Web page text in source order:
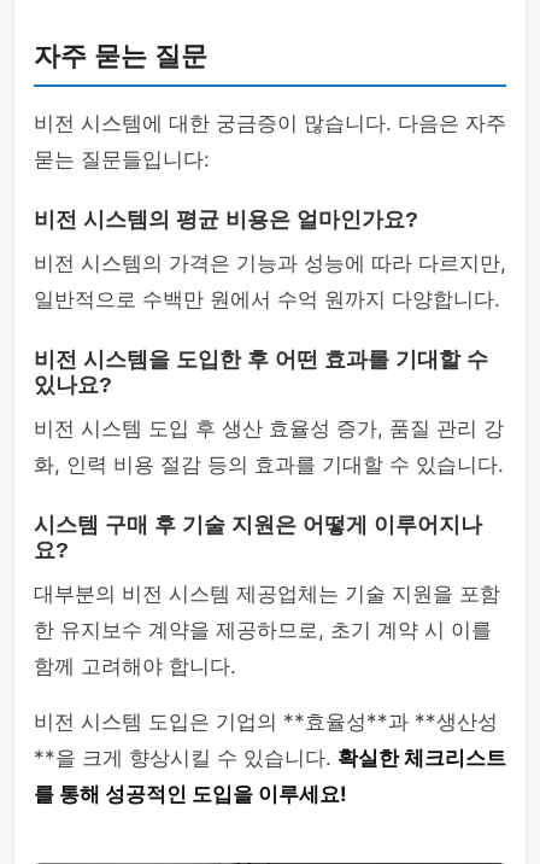
자주 묻는 질문
비전 시스템에 대한 궁금증이 많습니다. 다음은 자주
묻는 질문들입니다:
비전 시스템의 평균 비용은 얼마인가요?
비전 시스템의 가격은 기능과 성능에 따라 다르지만,
일반적으로 수백만 원에서 수억 원까지 다양합니다.
비전 시스템을 도입한 후 어떤 효과를 기대할 수
있나요?
비전 시스템 도입 후 생산 효율성 증가, 품질 관리 강
화, 인력 비용 절감 등의 효과를 기대할 수 있습니다.
시스템 구매 후 기술 지원은 어떻게 이루어지나
요?
대부분의 비전 시스템 제공업체는 기술 지원을 포함
한 유지보수 계약을 제공하므로, 초기 계약 시 이를
함께 고려해야 합니다.
비전 시스템 도입은 기업의 **효율성**과 **생산성
**을 크게 향상시킬 수 있습니다. 확실한 체크리스트
를 통해 성공적인 도입을 이루세요!